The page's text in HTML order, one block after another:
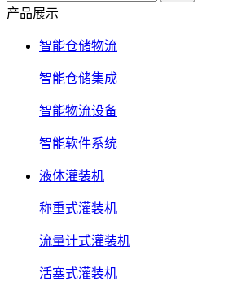
产品展示
智能仓储物流
智能仓储集成
智能物流设备
智能软件系统
液体灌装机
称重式灌装机
流量计式灌装机
活塞式灌装机